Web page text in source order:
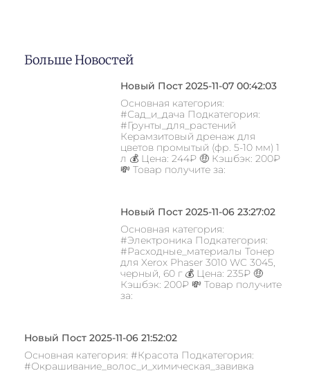
Больше Новостей
Новый Пост 2025-11-07 00:42:03
Основная категория:
#Сад_и_дача Подкатегория:
#Грунты_для_растений
Керамзитовый дренаж для
цветов промытый (фр. 5-10 мм) 1
л 💰 Цена: 244₽ 🤑 Кэшбэк: 200₽
💸 Товар получите за:
Новый Пост 2025-11-06 23:27:02
Основная категория:
#Электроника Подкатегория:
#Расходные_материалы Тонер
для Xerox Phaser 3010 WC 3045,
черный, 60 г 💰 Цена: 235₽ 🤑
Кэшбэк: 200₽ 💸 Товар получите
за:
Новый Пост 2025-11-06 21:52:02
Основная категория: #Красота Подкатегория:
#Окрашивание_волос_и_химическая_завивка